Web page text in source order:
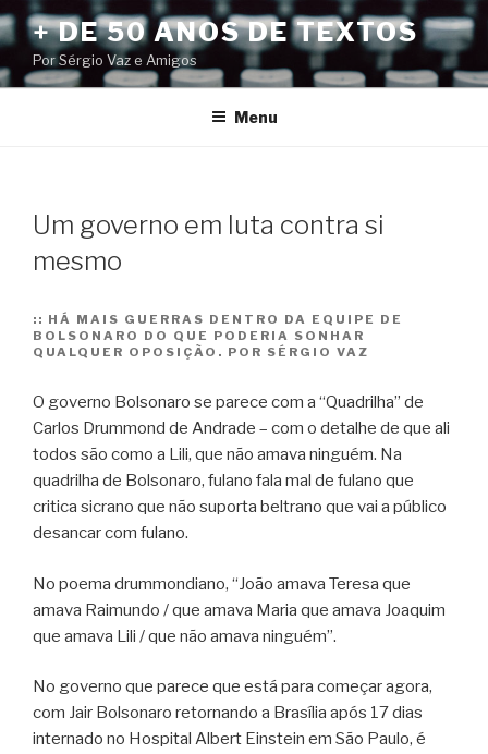
Pular
para
o
conteúdo
+ DE 50 ANOS DE TEXTOS
Por Sérgio Vaz e Amigos
Menu
Um governo em luta contra si
mesmo
:: HÁ MAIS GUERRAS DENTRO DA EQUIPE DE
BOLSONARO DO QUE PODERIA SONHAR
QUALQUER OPOSIÇÃO. POR SÉRGIO VAZ
O governo Bolsonaro se parece com a “Quadrilha” de
Carlos Drummond de Andrade – com o detalhe de que ali
todos são como a Lili, que não amava ninguém. Na
quadrilha de Bolsonaro, fulano fala mal de fulano que
critica sicrano que não suporta beltrano que vai a público
desancar com fulano.
No poema drummondiano, “João amava Teresa que
amava Raimundo / que amava Maria que amava Joaquim
que amava Lili / que não amava ninguém”.
No governo que parece que está para começar agora,
com Jair Bolsonaro retornando a Brasília após 17 dias
internado no Hospital Albert Einstein em São Paulo, é